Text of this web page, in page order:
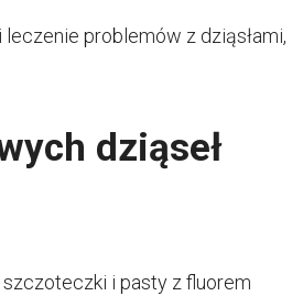
problemów z dziąsłami,
dziąseł
i pasty z fluorem